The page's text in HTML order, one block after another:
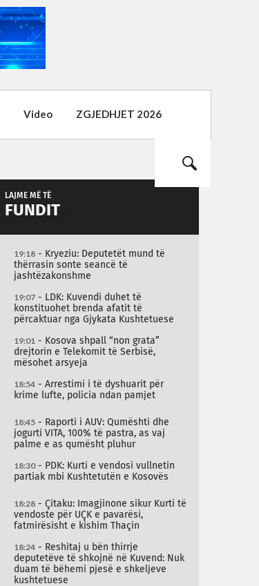
Video ZGJEDHJET 2026
LAJME MË TË
FUNDIT
19:18 - Kryeziu: Deputetët mund të
thërrasin sonte seancë të
jashtëzakonshme
19:07 - LDK: Kuvendi duhet të
konstituohet brenda afatit të
përcaktuar nga Gjykata Kushtetuese
19:01 - Kosova shpall “non grata”
drejtorin e Telekomit të Serbisë,
mësohet arsyeja
18:54 - Arrestimi i të dyshuarit për
krime lufte, policia ndan pamjet
18:45 - Raporti i AUV: Qumështi dhe
jogurti VITA, 100% të pastra, as vaj
palme e as qumësht pluhur
18:30- PDK: Kurti e vendosi vullnetin
partiak mbi Kushtetutën e Kosovës
18:28 - Çitaku: Imagjinone sikur Kurti të
vendoste për UÇK e pavarësi,
fatmirësisht e kishim Thaçin
18:24 - Reshitaj u bën thirrje
deputetëve të shkojnë në Kuvend: Nuk
duam të bëhemi pjesë e shkeljeve
kushtetuese